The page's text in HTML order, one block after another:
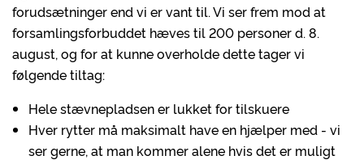
forudsætninger end vi er vant til. Vi ser frem mod at
forsamlingsforbuddet hæves til 200 personer d. 8.
august, og for at kunne overholde dette tager vi
følgende tiltag:
Hele stævnepladsen er lukket for tilskuere
Hver rytter må maksimalt have en hjælper med - vi
ser gerne, at man kommer alene hvis det er muligt